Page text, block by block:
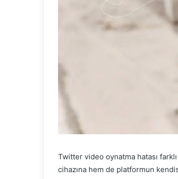
Twitter video oynatma hatası
cihazına hem de platformun